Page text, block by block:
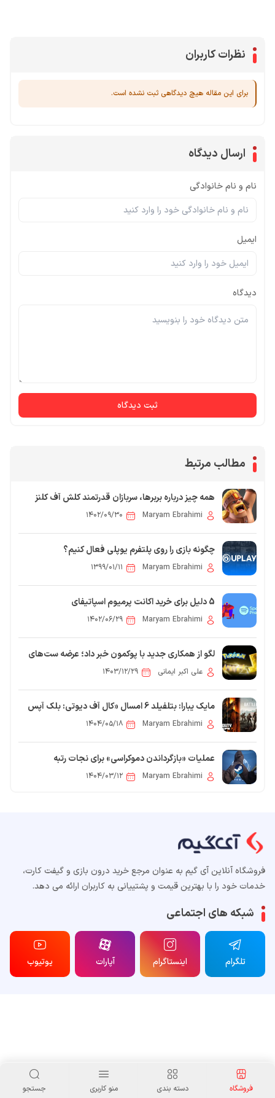
فروشگاه دسته بندی منو کاربری جستجو
نظرات کاربران
برای این مقاله هیچ دیدگاهی ثبت نشده است.
ارسال دیدگاه
نام و نام خانوادگی
ایمیل
دیدگاه
ثبت دیدگاه
مطالب مرتبط
همه چیز درباره بربرها، سربازان قدرتمند کلش آف کلنز
Maryam Ebrahimi ۱۴۰۲/۰۹/۳۰
چگونه بازی را روی پلتفرم یوپلی فعال کنیم؟
Maryam Ebrahimi ۱۳۹۹/۰۱/۱۱
5 دلیل برای خرید اکانت پرمیوم اسپاتیفای
Maryam Ebrahimi ۱۴۰۲/۰۶/۲۹
لگو از همکاری جدید با پوکمون خبر داد؛ عرضه ست‌های
ساختنی در 2026
علی اکبر ایمانی ۱۴۰۳/۱۲/۲۹
مایک یبارا: بتلفیلد 6 امسال «کال آف دیوتی: بلک آپس
7» را له می‌کند
Maryam Ebrahimi ۱۴۰۴/۰۵/۱۸
عملیات «بازگرداندن دموکراسی» برای نجات رتبه
Helldivers 2 در استیم آغاز شد
Maryam Ebrahimi ۱۴۰۴/۰۳/۱۲
فروشگاه آنلاین آی گیم به عنوان مرجع خرید درون بازی و گیفت کارت،
خدمات خود را با بهترین قیمت و پشتییانی به کاربران ارائه می دهد.
شبکه های اجتماعی
تلگرام اینستاگرام آپارات یوتیوب